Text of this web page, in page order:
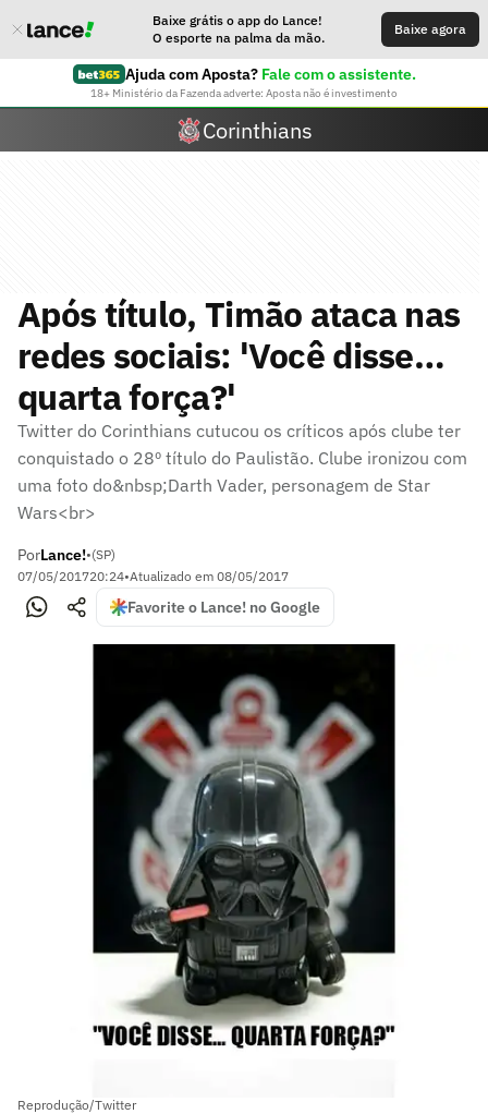
Baixe grátis o app do Lance!
O esporte na palma da mão.
Baixe agora
Ajuda com Aposta? Fale com o assistente.
18+ Ministério da Fazenda adverte: Aposta não é investimento
Corinthians
Após título, Timão ataca nas
redes sociais: 'Você disse…
quarta força?'
Twitter do Corinthians cutucou os críticos após clube ter
conquistado o 28º título do Paulistão. Clube ironizou com
uma foto do&nbsp;Darth Vader, personagem de Star
Wars<br>
PorLance!•(SP)
07/05/201720:24•Atualizado em 08/05/2017
Favorite o Lance! no Google
Reprodução/Twitter